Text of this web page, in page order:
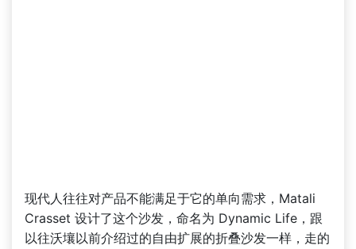
现代人往往对产品不能满足于它的单向需求，Matali
Crasset 设计了这个沙发，命名为 Dynamic Life，跟
以往沃壤以前介绍过的自由扩展的折叠沙发一样，走的